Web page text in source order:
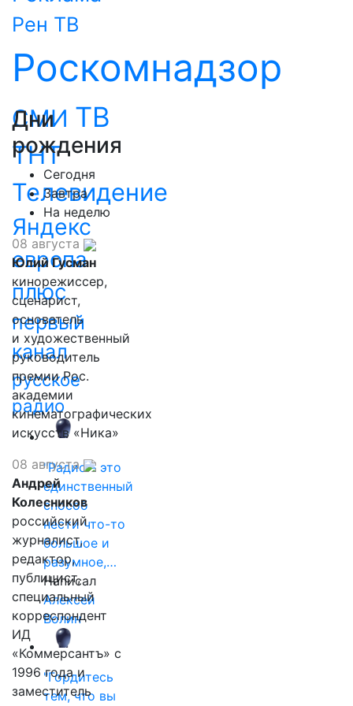
Рен ТВ
Роскомнадзор
СМИ ТВ
ТНТ
Телевидение
Яндекс
европа
плюс
первый
канал
русское
радио
"Радио - это
единственный
способ
нести что-то
большое и
разумное,…
Написал
Алексей
Волин
"Гордитесь
тем, что вы
Дни
рождения
Сегодня
Завтра
На неделю
08 августа
Юлий Гусман
кинорежиссер,
сценарист,
основатель
и художественный
руководитель
премии Рос.
академии
кинематографических
искусств «Ника»
08 августа
Андрей
Колесников
российский
журналист,
редактор,
публицист,
специальный
корреспондент
ИД
«Коммерсантъ» с
1996 года и
заместитель